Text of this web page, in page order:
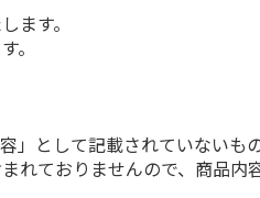
も
4,420円
(送料・税込)
わくわく
3,865円
(送料・税
ます。
。
」として記載されていないも
れておりませんので、商品内